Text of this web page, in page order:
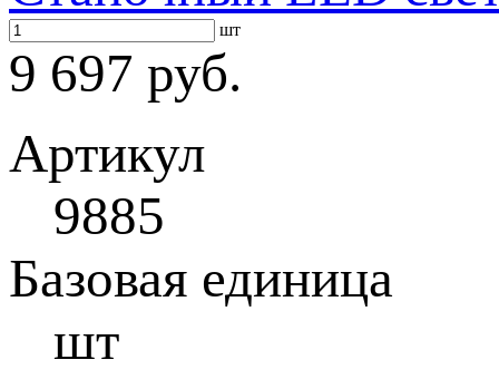
шт
9 697 руб.
Артикул
9885
Базовая единица
шт